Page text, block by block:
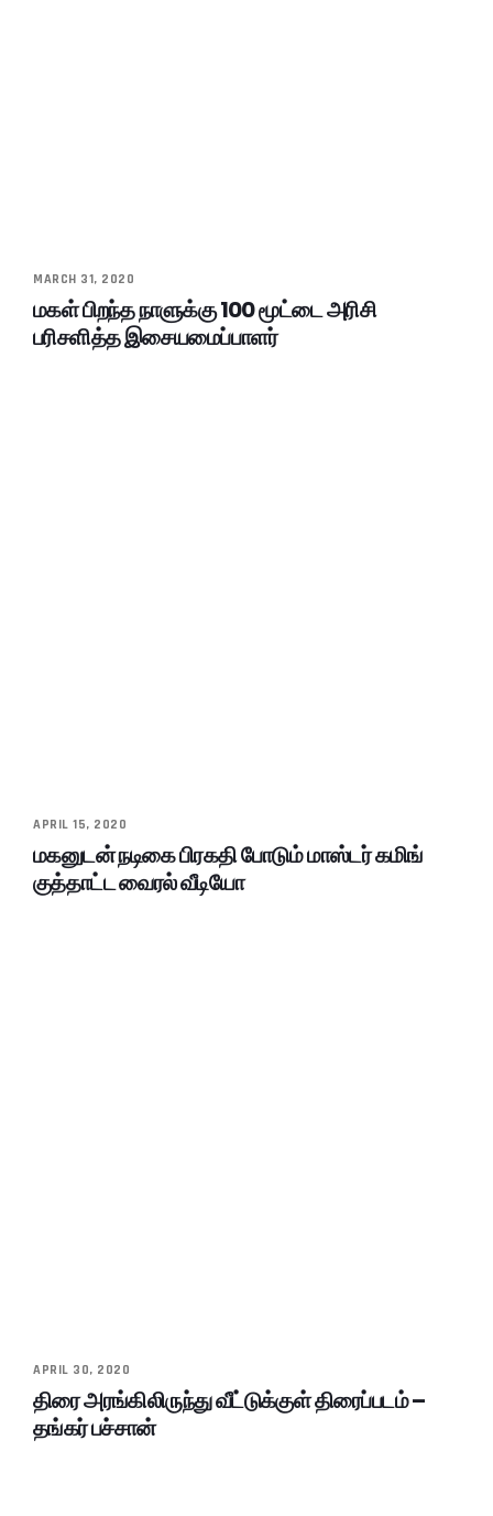
MARCH 31, 2020
மகள் பிறந்த நாளுக்கு 100 மூட்டை அரிசி
பரிசளித்த இசையமைப்பாளர்
APRIL 15, 2020
மகனுடன் நடிகை பிரகதி போடும் மாஸ்டர் கமிங்
குத்தாட்ட வைரல் வீடியோ
APRIL 30, 2020
திரை அரங்கிலிருந்து வீட்டுக்குள் திரைப்படம் –
தங்கர் பச்சான்